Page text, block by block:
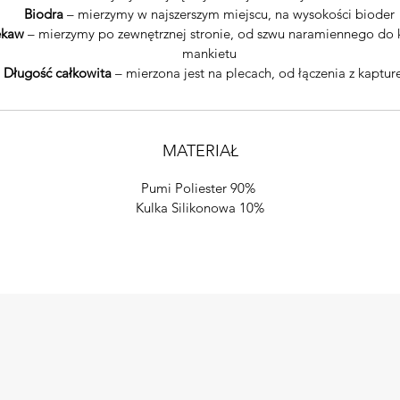
Biodra– mierzymy w najszerszym miejscu, na wysokości bioder
– mierzymy po zewnętrznej stronie, od szwu naramiennego do
mankietu
Długość całkowita – mierzona jest na plecach, od łączenia z
MATERIAŁ
Pumi Poliester 90%
Kulka Silikonowa 10%